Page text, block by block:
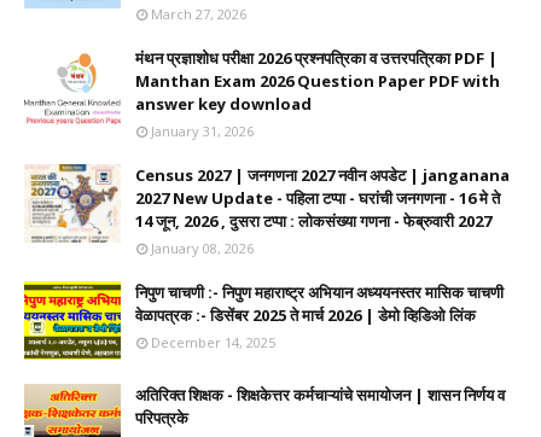
March 27, 2026
मंथन प्रज्ञाशोध परीक्षा 2026 प्रश्नपत्रिका व उत्तरपत्रिका PDF |
Manthan Exam 2026 Question Paper PDF with
answer key download
January 31, 2026
Census 2027 | जनगणना 2027 नवीन अपडेट | janganana
2027 New Update - पहिला टप्पा - घरांची जनगणना - 16 मे ते
14 जून, 2026 , दुसरा टप्पा : लोकसंख्या गणना - फेब्रुवारी 2027
January 08, 2026
निपुण चाचणी :- निपुण महाराष्ट्र अभियान अध्ययनस्तर मासिक चाचणी
वेळापत्रक :- डिसेंबर 2025 ते मार्च 2026 | डेमो व्हिडिओ लिंक
December 14, 2025
अतिरिक्त शिक्षक - शिक्षकेत्तर कर्मचाऱ्यांचे समायोजन | शासन निर्णय व
परिपत्रके